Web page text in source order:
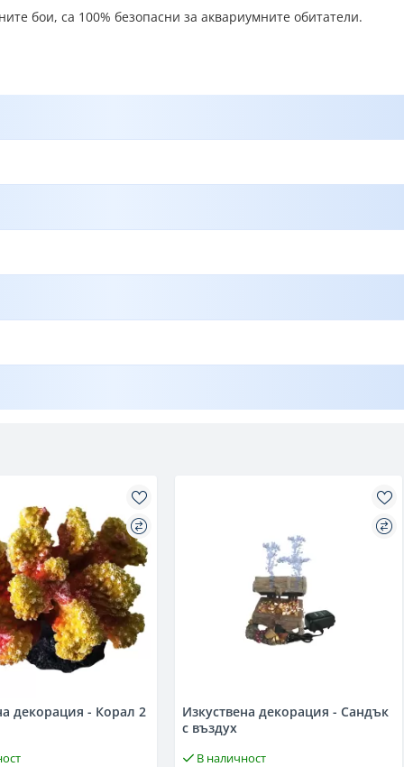
бои, са 100% безопасни за аквариумните обитатели.
декорация - Корал 2
Изкуствена декорация - Сандък
с въздух
В наличност